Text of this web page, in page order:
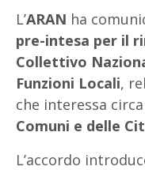
L’ARAN ha
pre-intesa per il
Collettivo
Funzioni Locali,
che interessa circa
Comuni e delle
L’accordo